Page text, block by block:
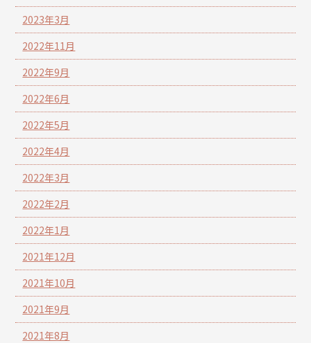
2023年3月
2022年11月
2022年9月
2022年6月
2022年5月
2022年4月
2022年3月
2022年2月
2022年1月
2021年12月
2021年10月
2021年9月
2021年8月